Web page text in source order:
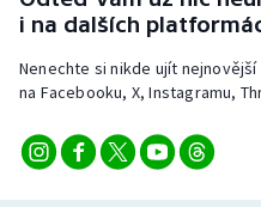
Stolní tenis
Triatlon
Veslování
i na dalších
Nenechte si nikde ujít
na Facebooku, X, Instagramu,